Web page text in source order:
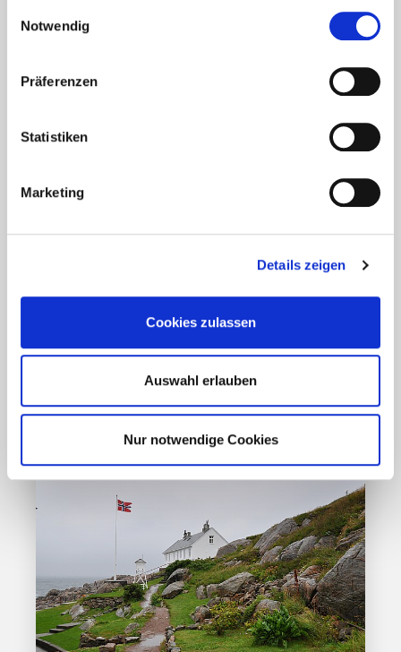
Notwendig
Präferenzen
Statistiken
Marketing
Details zeigen
Cookies zulassen
Auswahl erlauben
Nur notwendige Cookies
Ansteckungsgefahren aus dem
17. März 2020